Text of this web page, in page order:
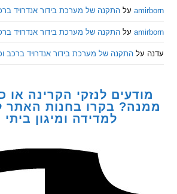
עלהתקנה של מערכת בידור אנדרויד ברכב וכיבוי
עלהתקנה של מערכת בידור אנדרויד ברכב וכיבוי
התקנה של מערכת בידור אנדרויד ברכב וכיבוי כל
לנזקי הקרינה או כבר
בקרו בחנות האתר
למדידה ומיגון ביתי ואישי